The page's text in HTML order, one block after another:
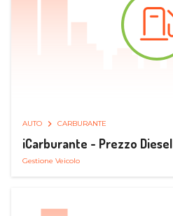
AUTO CARBURANTE
iCarburante - Prezzo Diesel
Gestione Veicolo